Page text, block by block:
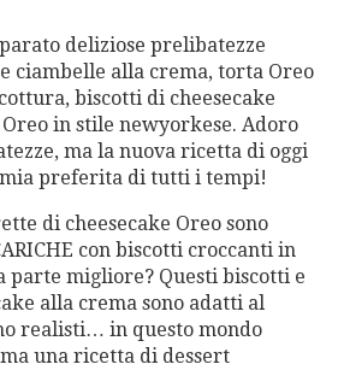
deliziose prelibatezze
ciambelle alla crema, torta Oreo
biscotti di cheesecake
Oreo in stile newyorkese. Adoro
ma la nuova ricetta di oggi
preferita di tutti i tempi!
di cheesecake Oreo sono
con biscotti croccanti in
parte migliore? Questi biscotti e
alla crema sono adatti al
realisti… in questo mondo
una ricetta di dessert